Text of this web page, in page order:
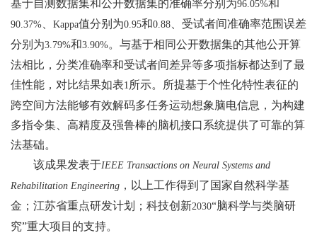
基于自测数据集和公开数据集的准确率分别为96.05%和
90.37% Kappa值分别为0.95和0.88 、受试者间准确率范围误差
分别为3.79%和3.90%。与基于相同公开数据集的其他公开算
法相比，分类准确率和受试者间差异等多项指标都达到了最
佳性能，对比结果如表1 所示。所提基于个性化特性表征的
跨空间方法能够有效解码多任务运动想象脑电信息，为构建
多指令集、高精度及强鲁棒的脑机接口系统提供了可靠的算
法基础。
该成果发表于IEEE Transactions on Neural Systems and
Rehabilitation Engineering ，以上工作得到了国家自然科学基
金；江苏省重点研发计划；科技创新2030“脑科学与类脑研
究”重大项目的支持。